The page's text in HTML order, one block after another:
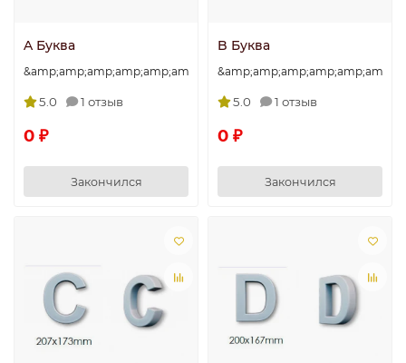
A Буква
5.0 1 отзыв
0 ₽
Закончился
B Буква
5.0 1 отзыв
0 ₽
Закончился